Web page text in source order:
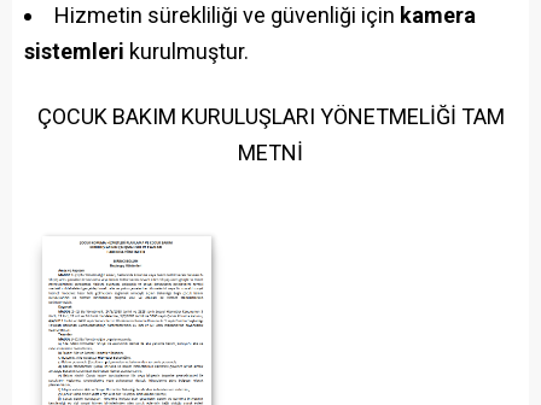
Hizmetin sürekliliği ve güvenliği için kamera
sistemleri kurulmuştur.
ÇOCUK BAKIM KURULUŞLARI YÖNETMELİĞİ TAM
METNİ